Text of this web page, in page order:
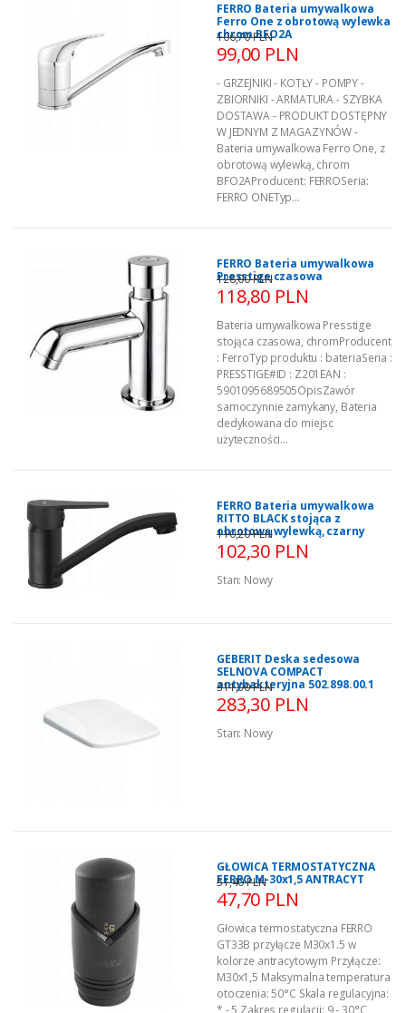
FERRO Bateria umywalkowa
Ferro One z obrotową wylewka
chrom BFO2A
99,00 PLN
106,70 PLN
- GRZEJNIKI - KOTŁY - POMPY -
ZBIORNIKI - ARMATURA - SZYBKA
DOSTAWA - PRODUKT DOSTĘPNY
W JEDNYM Z MAGAZYNÓW -
Bateria umywalkowa Ferro One, z
obrotową wylewką, chrom
BFO2AProducent: FERROSeria:
FERRO ONETyp...
FERRO Bateria umywalkowa
Presstige czasowa
118,80 PLN
128,00 PLN
Bateria umywalkowa Presstige
stojąca czasowa, chromProducent
: FerroTyp produktu : bateriaSeria :
PRESSTIGE#ID : Z201EAN :
5901095689505OpisZawór
samoczynnie zamykany, Bateria
dedykowana do miejsc
użyteczności...
FERRO Bateria umywalkowa
RITTO BLACK stojąca z
obrotową wylewką, czarny
102,30 PLN
110,20 PLN
Stan: Nowy
GEBERIT Deska sedesowa
SELNOVA COMPACT
antybakteryjna 502.898.00.1
283,30 PLN
311,90 PLN
Stan: Nowy
GŁOWICA TERMOSTATYCZNA
FERRO M-30x1,5 ANTRACYT
47,70 PLN
51,40 PLN
Głowica termostatyczna FERRO
GT33B przyłącze M30x1.5 w
kolorze antracytowym Przyłącze:
M30x1,5 Maksymalna temperatura
otoczenia: 50°C Skala regulacyjna:
* - 5 Zakres regulacji: 9 - 30°C